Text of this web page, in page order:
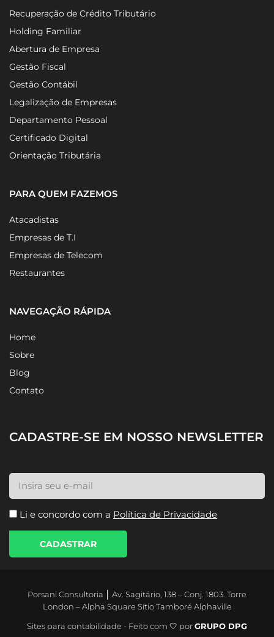
Recuperação de Crédito Tributário
Holding Familiar
Abertura de Empresa
Gestão Fiscal
Gestão Contábil
Legalização de Empresas
Departamento Pessoal
Certificado Digital
Orientação Tributária
PARA QUEM FAZEMOS
Atacadistas
Empresas de T.I
Empresas de Telecom
Restaurantes
NAVEGAÇÃO RÁPIDA
Home
Sobre
Blog
Contato
CADASTRE-SE EM NOSSO NEWSLETTER
Li e concordo com a Política de Privacidade
CADASTRAR
Porsani Consultoria │ Av. Sagitário, 138 – Conj. 1803. Torre
London – Alpha Square Sítio Tamboré Alphaville
Sites para contabilidade - Feito com 🤍 porGRUPO DPG